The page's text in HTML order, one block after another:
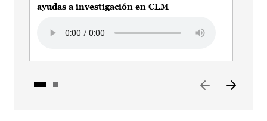
ayudas a investigación en CLM